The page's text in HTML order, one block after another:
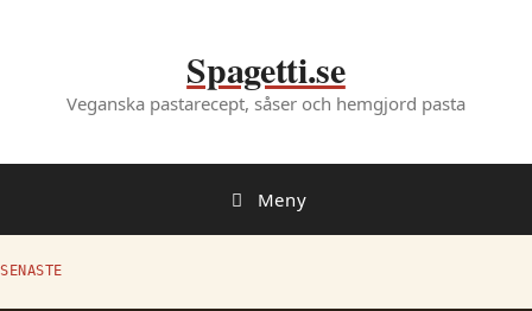
Spagetti.se
Veganska pastarecept, såser och hemgjord pasta
Meny
SENASTE